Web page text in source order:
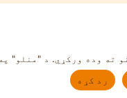
ته وده ورکړي. د "منلو"
رد کړه